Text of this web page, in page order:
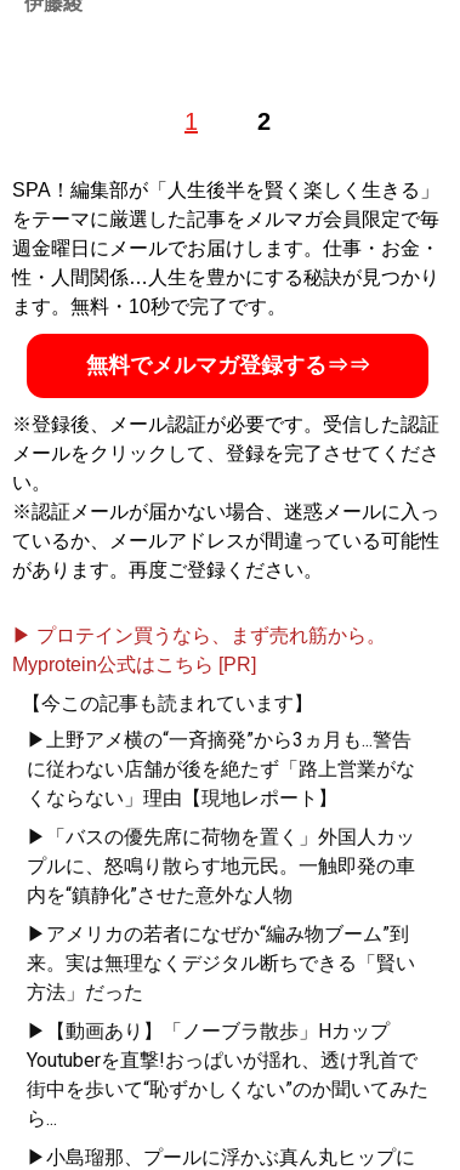
1 2
イターに。SPA! やサイゾー、キャリコネニュース、マ
いろんな識者のお話をうかがったり、イベントにお邪魔
したりするのが好き。毎月1日どこかで誰かと何かしら
映画を観て飲む集会を開催。X（旧Twitter）：
@tsuitachiii
記事一覧へ
SPA！編集部が「人生後半を賢く楽しく生きる」
をテーマに厳選した記事をメルマガ会員限定で毎
週金曜日にメールでお届けします。仕事・お金・
性・人間関係…人生を豊かにする秘訣が見つかり
ます。無料・10秒で完了です。
無料でメルマガ登録する⇒⇒
※登録後、メール認証が必要です。受信した認証
メールをクリックして、登録を完了させてくださ
い。
※認証メールが届かない場合、迷惑メールに入っ
ているか、メールアドレスが間違っている可能性
があります。再度ご登録ください。
▶ プロテイン買うなら、まず売れ筋から。
Myprotein公式はこちら [PR]
【今この記事も読まれています】
▶上野アメ横の“一斉摘発”から3ヵ月も...警告
に従わない店舗が後を絶たず「路上営業がな
くならない」理由【現地レポート】
▶「バスの優先席に荷物を置く」外国人カッ
プルに、怒鳴り散らす地元民。一触即発の車
内を“鎮静化”させた意外な人物
▶アメリカの若者になぜか“編み物ブーム”到
来。実は無理なくデジタル断ちできる「賢い
方法」だった
▶【動画あり】「ノーブラ散歩」Hカップ
Youtuberを直撃!おっぱいが揺れ、透け乳首で
街中を歩いて“恥ずかしくない”のか聞いてみた
ら...
▶小島瑠那、プールに浮かぶ真ん丸ヒップに